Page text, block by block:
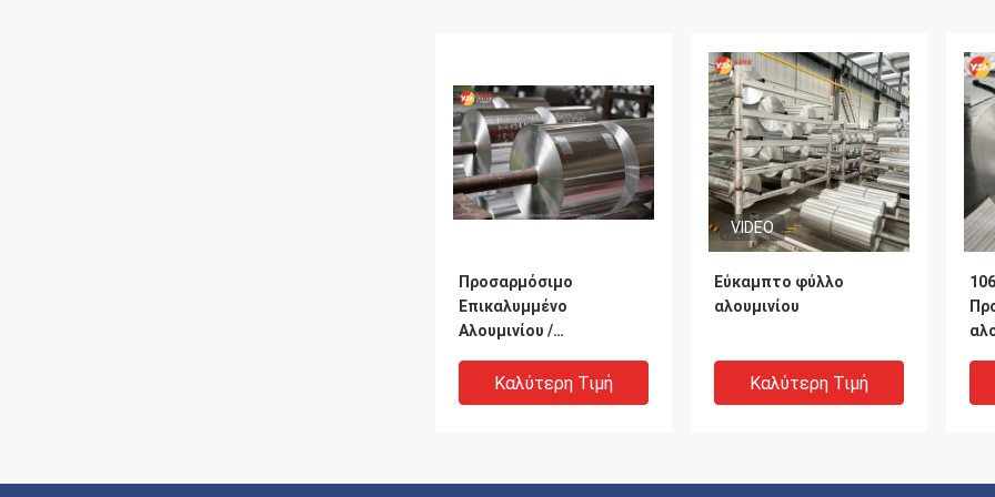
Προσαρμόσιμο
Επικαλυμμένο
Αλουμινίου /
Αλουμινίου / Αδιάβροχο
Αλουμινίου. 1060, 1235,
Καλύτερη Τιμή
VIDEO
Εύκαμπτο φύλλο
αλουμινίου
Καλύτερη Τιμή